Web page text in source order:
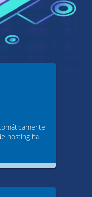
hosting ha